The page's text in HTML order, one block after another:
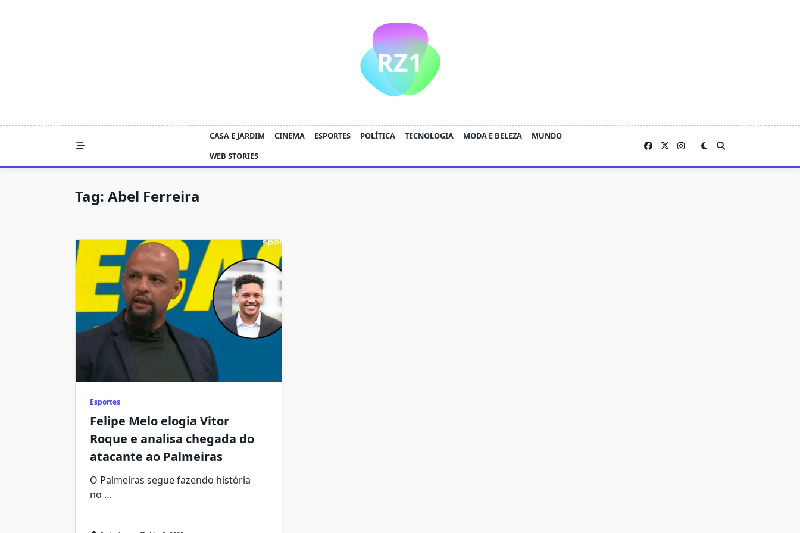
CASA E JARDIM CINEMA ESPORTES POLÍTICA TECNOLOGIA MODA E BELEZA
MUNDO
WEB STORIES
Tag: Abel Ferreira
Esportes
Felipe Melo elogia Vitor
Roque e analisa chegada do
atacante ao Palmeiras
O Palmeiras segue fazendo história
no ...